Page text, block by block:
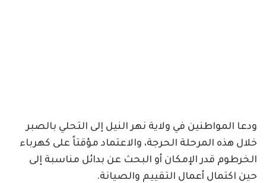
ودعا المواطنين في ولاية نهر النيل إلى التحلي بالصبر
خلال هذه المرحلة الحرجة، والاعتماد مؤقتاً على كهرباء
الخرطوم قدر الإمكان أو البحث عن بدائل مناسبة إلى
حين اكتمال أعمال التقييم والصيانة.